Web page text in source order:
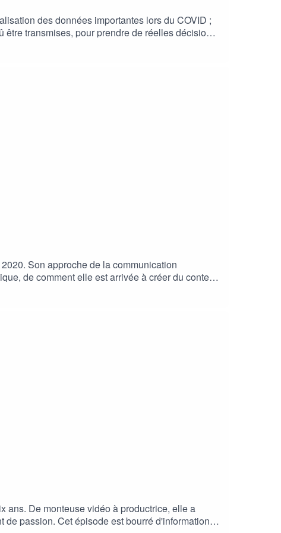
des données importantes lors du COVID ;
transmises, pour prendre de réelles décisions
rac/35322A propos du podcast :En sci
est animé par Viviane Lalande,
Son approche de la communication
de comment elle est arrivée à créer du contenu
SCI et utilisez le code
https://www.thefrenchvirologist.com/Son livre :
:
propos du podcast :En sci bons termes est
par Viviane Lalande, enseignante, formatrice et
ans. De monteuse vidéo à productrice, elle a
passion. Cet épisode est bourré d'informations,